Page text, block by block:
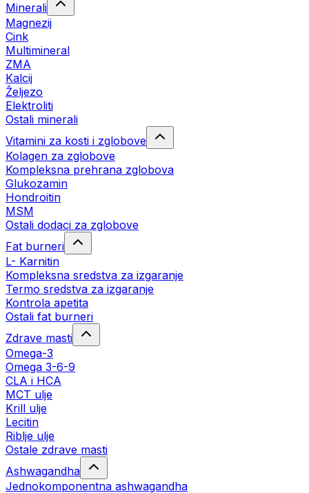
Minerali
Magnezij
Cink
Multimineral
ZMA
Kalcij
Željezo
Elektroliti
Ostali minerali
Vitamini za kosti i zglobove
Kolagen za zglobove
Kompleksna prehrana zglobova
Glukozamin
Hondroitin
MSM
Ostali dodaci za zglobove
Fat burneri
L- Karnitin
Kompleksna sredstva za izgaranje
Termo sredstva za izgaranje
Kontrola apetita
Ostali fat burneri
Zdrave masti
Omega-3
Omega 3-6-9
CLA i HCA
MCT ulje
Krill ulje
Lecitin
Riblje ulje
Ostale zdrave masti
Ashwagandha
Jednokomponentna ashwagandha